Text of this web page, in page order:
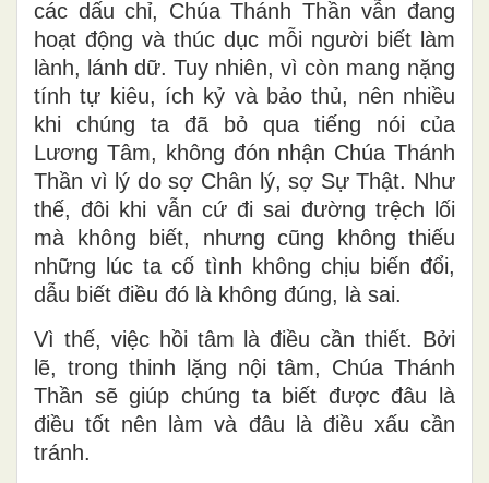
các dấu chỉ, Chúa Thánh Thần vẫn đang
hoạt động và thúc dục mỗi người biết làm
lành, lánh dữ. Tuy nhiên, vì còn mang nặng
tính tự kiêu, ích kỷ và bảo thủ, nên nhiều
khi chúng ta đã bỏ qua tiếng nói của
Lương Tâm, không đón nhận Chúa Thánh
Thần vì lý do sợ Chân lý, sợ Sự Thật. Như
thế, đôi khi vẫn cứ đi sai đường trệch lối
mà không biết, nhưng cũng không thiếu
những lúc ta cố tình không chịu biến đổi,
dẫu biết điều đó là không đúng, là sai.
Vì thế, việc hồi tâm là điều cần thiết. Bởi
lẽ, trong thinh lặng nội tâm, Chúa Thánh
Thần sẽ giúp chúng ta biết được đâu là
điều tốt nên làm và đâu là điều xấu cần
tránh.